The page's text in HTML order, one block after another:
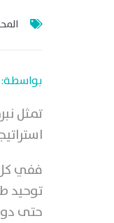
بواسطة: Sultan
تمثل
ا
ففي كل
توحيد
حتى